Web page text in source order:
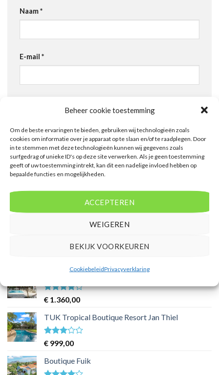
Beheer cookie toestemming
Om de beste ervaringen te bieden, gebruiken wij technologieën zoals
cookies om informatie over je apparaat op te slaan en/of te raadplegen. Door
in te stemmen met deze technologieën kunnen wij gegevens zoals
surfgedrag of unieke ID's op deze site verwerken. Als je geen toestemming
geeft of uw toestemming intrekt, kan dit een nadelige invloed hebben op
bepaalde functies en mogelijkheden.
ACCEPTEREN
WEIGEREN
BEKIJK VOORKEUREN
CookiebeleidPrivacyverklaring
Naam*
E-mail *
BijBlauw Boutique Hotel
Botanique Bungalows Westpunt
Waardering
€ 1.360,00
TUK Tropical Boutique Resort Jan Thiel
Waardering
uit 5
€ 999,00
Boutique Fuik